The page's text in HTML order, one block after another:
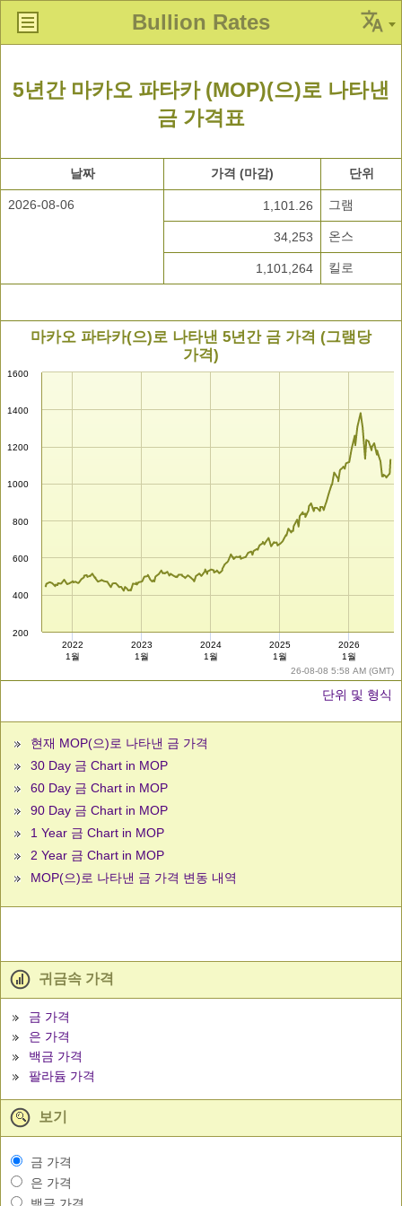
Bullion Rates
5년간 마카오 파타카 (MOP)(으)로 나타낸
금 가격표
날짜 가격 (마감) 단위
2026-08-06 1,101.26 그램
34,253 온스
1,101,264 킬로
26-08-08 5:58 AM (GMT)
마카오 파타카(으)로 나타낸 5년간 금 가격 (그램당
가격)
200
400
600
800
1000
1200
1400
1600
2022
1월
2023
1월
2024
1월
2025
1월
2026
1월
단위 및 형식
현재 MOP(으)로 나타낸 금 가격
30 Day 금 Chart in MOP
60 Day 금 Chart in MOP
90 Day 금 Chart in MOP
1 Year 금 Chart in MOP
2 Year 금 Chart in MOP
MOP(으)로 나타낸 금 가격 변동 내역
귀금속 가격
금 가격
은 가격
백금 가격
팔라듐 가격
보기
금 가격
은 가격